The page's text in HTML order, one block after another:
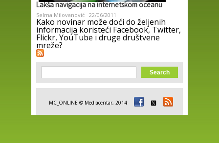
Lakša navigacija na internetskom oceanu
Selma Milovanović 22/06/2011
Kako novinar može doći do željenih
informacija koristeći Facebook, Twitter,
Flickr, YouTube i druge društvene
mreže?
Search form
Search
MC_ONLINE © Mediacentar, 2014